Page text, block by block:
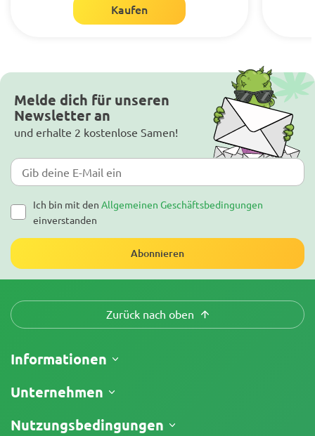
Kaufen
Melde dich für unseren
Newsletter an
und erhalte 2 kostenlose Samen!
Ich bin mit den Allgemeinen Geschäftsbedingungen
einverstanden
Abonnieren
Zurück nach oben
Informationen
Versand
Rückgaberecht
Unternehmen
Über uns
Nutzungsbedingungen